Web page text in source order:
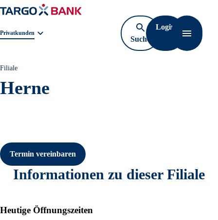
Geschäftsbereichnavigation. Aktuelle Auswahl:
Privatkunden
Suche
öffnen
Login
Filiale
Herne
Termin vereinbaren
Informationen zu dieser Filiale
Heutige Öffnungszeiten